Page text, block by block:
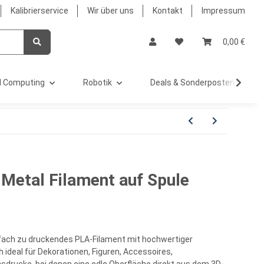
Kalibrierservice Wir über uns Kontakt Impressum
0,00 €
Computing Robotik Deals & Sonderposten %
Filament auf Spule
zu druckendes PLA-Filament mit hochwertiger
für Dekorationen, Figuren, Accessoires,